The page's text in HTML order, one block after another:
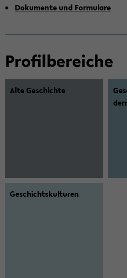
Do­ku­men­te und For­mu­la­re
Pro­fil­be­rei­che
Alte Ge­schich­te
Ge­schichts­kul­tu­ren